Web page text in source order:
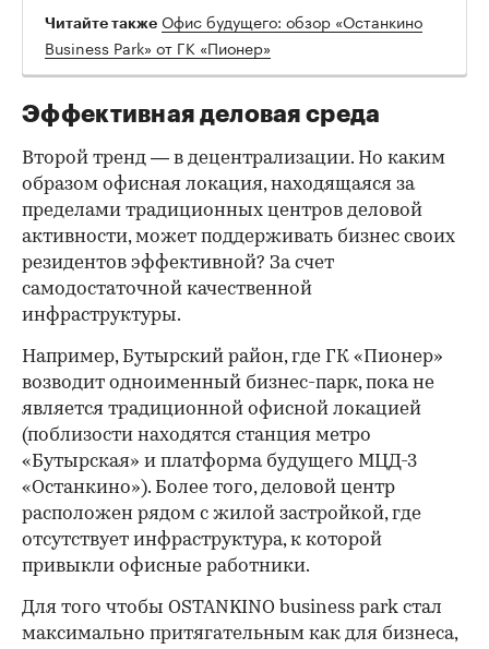
Читайте также Офис будущего: обзор «Останкино
Business Park» от ГК «Пионер»
Эффективная деловая среда
Второй тренд — в децентрализации. Но каким
образом офисная локация, находящаяся за
пределами традиционных центров деловой
активности, может поддерживать бизнес своих
резидентов эффективной? За счет
самодостаточной качественной
инфраструктуры.
Например, Бутырский район, где ГК «Пионер»
возводит одноименный бизнес-парк, пока не
является традиционной офисной локацией
(поблизости находятся станция метро
«Бутырская» и платформа будущего МЦД-3
«Останкино»). Более того, деловой центр
расположен рядом с жилой застройкой, где
отсутствует инфраструктура, к которой
привыкли офисные работники.
Для того чтобы OSTANKINO business park стал
максимально притягательным как для бизнеса,